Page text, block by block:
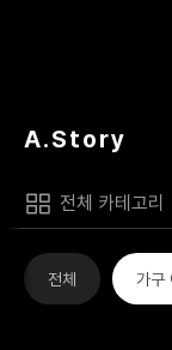
A.Story
전체 카테고리
전체 가구